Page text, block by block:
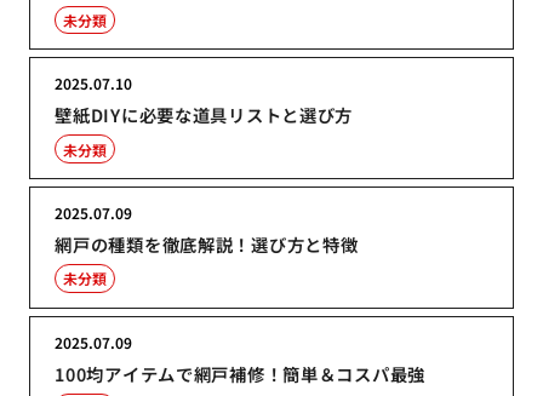
未分類
壁紙DIYに必要な道具リストと選び方
2025.07.10
未分類
網戸の種類を徹底解説！選び方と特徴
2025.07.09
未分類
100均アイテムで網戸補修！簡単＆コスパ最強
2025.07.09